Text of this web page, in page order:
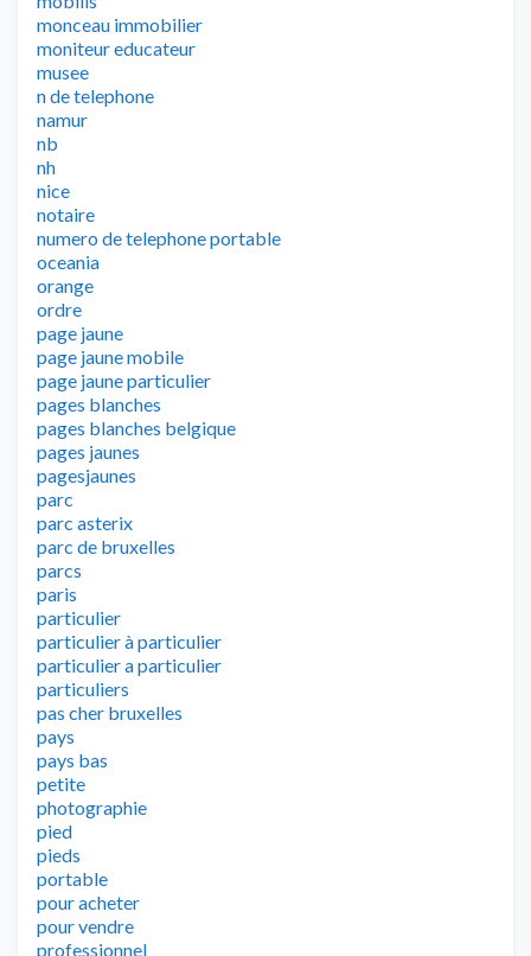
monceau immobilier
moniteur educateur
musee
n de telephone
namur
nb
nh
nice
notaire
numero de telephone portable
oceania
orange
ordre
page jaune
page jaune mobile
page jaune particulier
pages blanches
pages blanches belgique
pages jaunes
pagesjaunes
parc
parc asterix
parc de bruxelles
parcs
paris
particulier
particulier à particulier
particulier a particulier
particuliers
pas cher bruxelles
pays
pays bas
petite
photographie
pied
pieds
portable
pour acheter
pour vendre
professionnel